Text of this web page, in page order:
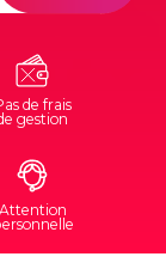
de frais
gestion
Attention